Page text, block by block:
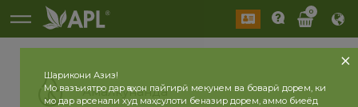
0
Амалкунанда
Шарикони Азиз!
Мо вазъиятро дар ҷаҳон пайгирӣ мекунем ва боварӣ дорем, ки
мо дар арсенали худ маҳсулоти беназир дорем, аммо биеёд